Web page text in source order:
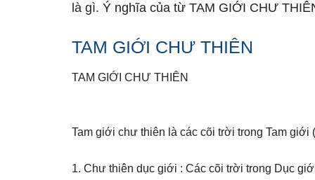
là gì. Ý nghĩa của từ TAM GIỚI CHƯ
TAM GIỚI CHƯ THIÊN
TAM GIỚI CHƯ THIÊN
Tam giới chư thiên là các cõi trời trong Tam
1. Chư thiên dục giới : Các cõi trời trong Dục